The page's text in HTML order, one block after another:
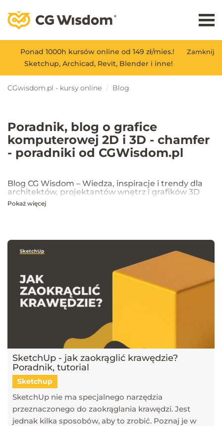
Zamknij
Ponad 1000h kursów online od 149 zł/mies.!
Sketchup, Archicad, Revit, Blender i inne!
CGwisdom.pl - kursy online Blog
Poradnik, blog o grafice
komputerowej 2D i 3D - chamfer
- poradniki od CGWisdom.pl
Blog CG Wisdom – Wiedza, inspiracje i trendy dla
architektów, projektantów wnętrz i grafików 3D
Na blogu CG Wisdom znajdziesz praktyczne porady, inspiracje oraz
które pomagają tworzyć profesjonalne i fotorealistyczne wizualizacje.
Dowiesz się również, jak sztuczna inteligencja zmienia pracę
projektantów, jakie są najlepsze praktyki w renderingu oraz jak
optymalizować proces projektowy. Śledź nasz blog, aby pozostać na
bieżąco z technologią i rozwijać swoje umiejętności w projektowaniu
przestrzeni i wizualizacji 3D!
Pokaż więcej
SketchUp - jak zaokrąglić krawędzie?
Poradnik, tutorial
Sketchup
SketchUp nie ma specjalnego narzędzia
przeznaczonego do zaokrąglania krawędzi. Jest
jednak kilka sposobów, aby to zrobić. Poznaj je w